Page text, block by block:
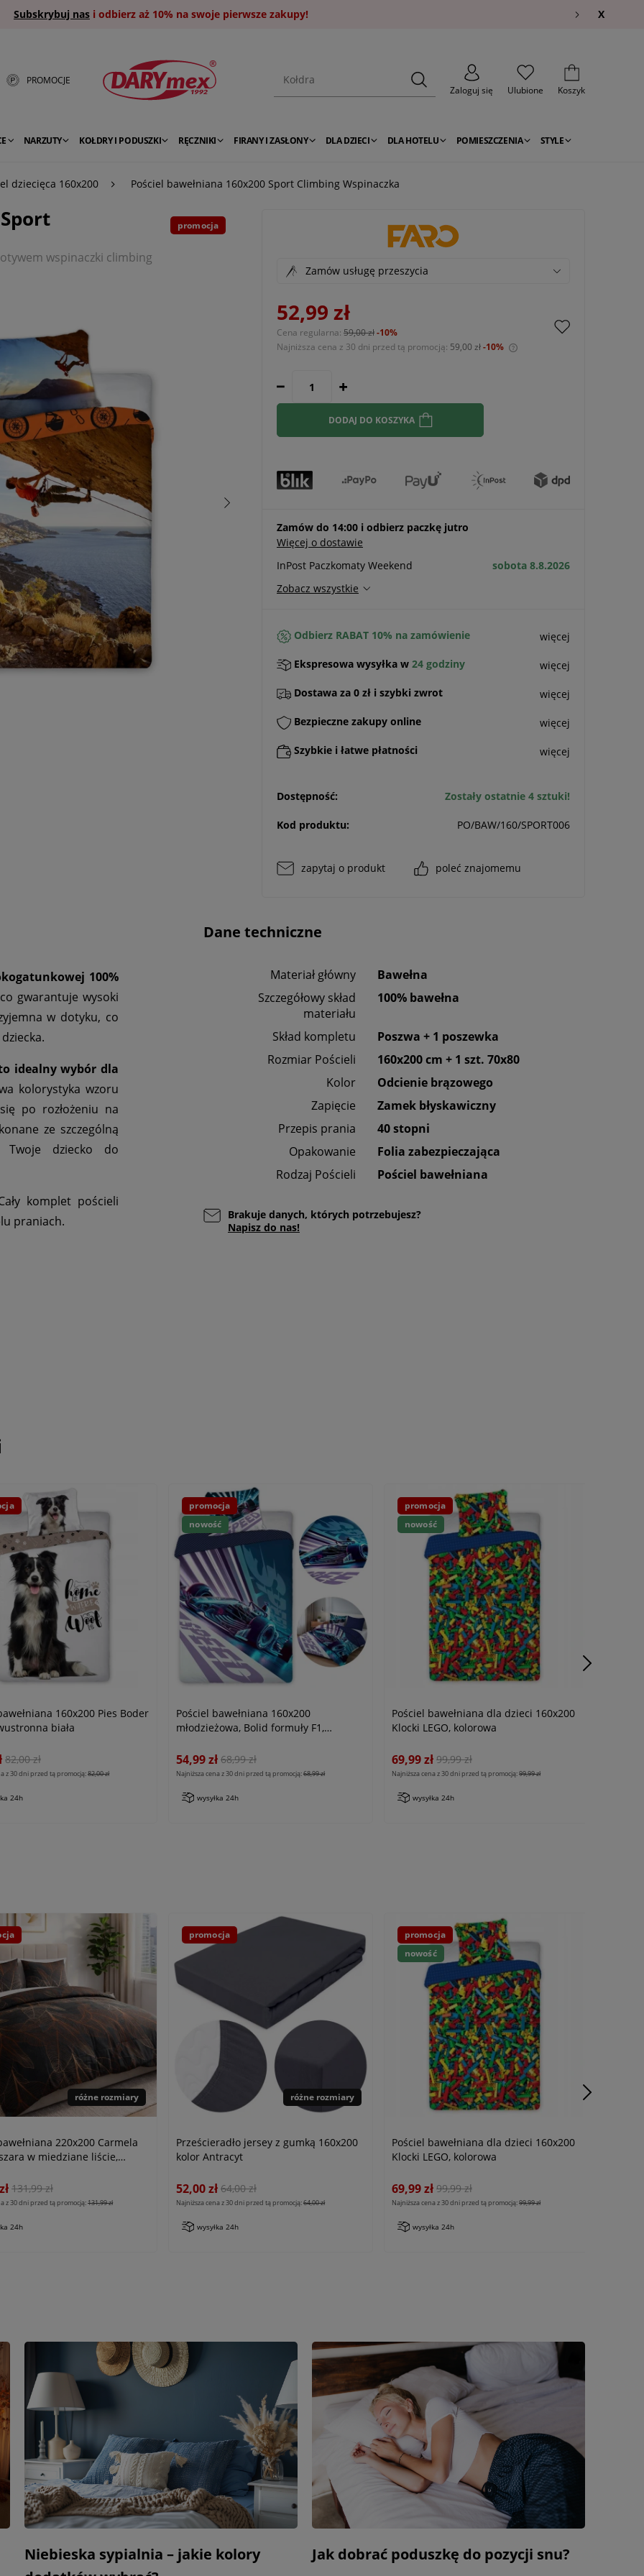
Subskrybuj nas i odbierz aż 10% na swoje pierwsze zakupy! X
PROMOCJE
Zaloguj się
Ulubione Koszyk
NARZUTY KOŁDRY I PODUSZKI RĘCZNIKI FIRANY I ZASŁONY DLA DZIECI DLA HOTELU POMIESZCZENIA STYLE
dziecięca 160x200 Pościel bawełniana 160x200 Sport Climbing Wspinaczka
wspinaczki climbing
promocja
Zamów usługę przeszycia
52,99 zł
Cena regularna: 59,00 zł-10%
Najniższa cena z 30 dni przed tą promocją: 59,00 zł-10%
30 dni, wyświetlana jest najniższa cena od
momentu, kiedy produkt pojawił się w
sprzedaży.
DODAJ DO KOSZYKA
Zamów do 14:00 i odbierz paczkę jutro
Więcej o dostawie
InPost Paczkomaty Weekend
sobota 8.8.2026
Zobacz wszystkie
Odbierz RABAT 10% na zamówienie więcej
Ekspresowa wysyłka w 24 godziny więcej
Dostawa za 0 zł i szybki zwrot więcej
Bezpieczne zakupy online więcej
Szybkie i łatwe płatności więcej
Dostępność: Zostały ostatnie 4 sztuki!
Kod produktu: PO/BAW/160/SPORT006
zapytaj o produkt poleć znajomemu
100%
gwarantuje wysoki
w dotyku, co
idealny wybór dla
kolorystyka wzoru
po rozłożeniu na
ze szczególną
Twoje dziecko do
komplet pościeli
praniach.
Dane techniczne
Materiał główny
Bawełna
Szczegółowy skład
materiału
100% bawełna
Skład kompletu
Poszwa + 1 poszewka
Rozmiar Pościeli
160x200 cm + 1 szt. 70x80
Kolor
Odcienie brązowego
Zapięcie
Zamek błyskawiczny
Przepis prania
40 stopni
Opakowanie
Folia zabezpieczająca
Rodzaj Pościeli
Pościel bawełniana
Brakuje danych, których potrzebujesz?
Napisz do nas!
160x200 Pies Boder
biała
82,00 zł
z 30 dni przed tą promocją:82,00 zł
24h
Pościel bawełniana 160x200
młodzieżowa, Bolid formuły F1,
54,99 zł 68,99 zł
Najniższa cena z 30 dni przed tą promocją:68,99 zł
wysyłka 24h
promocja
nowość
Pościel bawełniana dla dzieci 160x200
Klocki LEGO, kolorowa
69,99 zł 99,99 zł
Najniższa cena z 30 dni przed tą promocją:99,99 zł
wysyłka 24h
promocja
nowość
różne rozmiary
220x200 Carmela
w miedziane liście,
131,99 zł
z 30 dni przed tą promocją:131,99 zł
24h
różne rozmiary
Prześcieradło jersey z gumką 160x200
kolor Antracyt
52,00 zł 64,00 zł
Najniższa cena z 30 dni przed tą promocją:64,00 zł
wysyłka 24h
promocja
Pościel bawełniana dla dzieci 160x200
Klocki LEGO, kolorowa
69,99 zł 99,99 zł
Najniższa cena z 30 dni przed tą promocją:99,99 zł
wysyłka 24h
promocja
nowość
Niebieska sypialnia – jakie kolory
Jak dobrać poduszkę do pozycji snu?